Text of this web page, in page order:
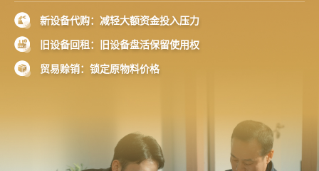
新设备代购： 减轻大额资金投入压力
旧设备回租：
旧设备盘活保留使用权
贸易赊销： 锁定原物料价格